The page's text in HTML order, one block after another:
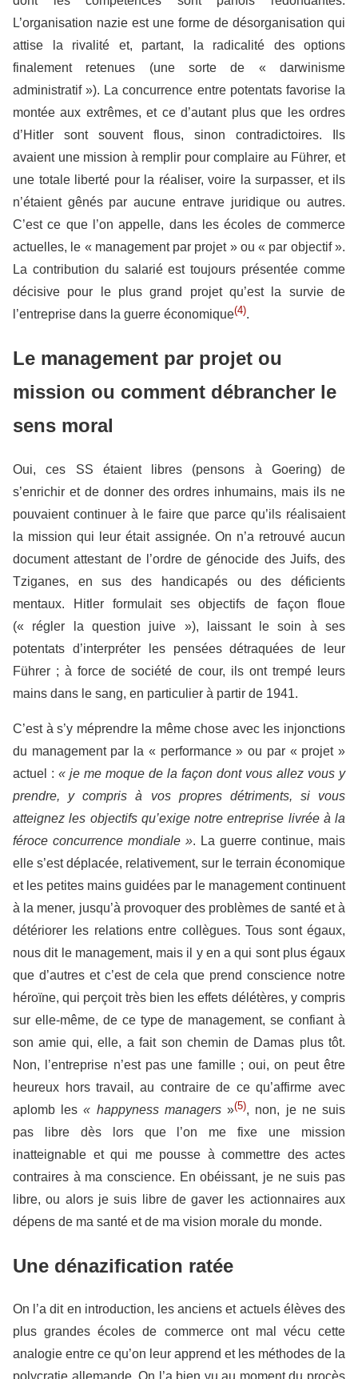
L’organisation nazie est une forme de désorganisation qui
attise la rivalité et, partant, la radicalité des options
finalement retenues (une sorte de « darwinisme
administratif »). La concurrence entre potentats favorise la
montée aux extrêmes, et ce d’autant plus que les ordres
d’Hitler sont souvent flous, sinon contradictoires. Ils
avaient une mission à remplir pour complaire au Führer, et
une totale liberté pour la réaliser, voire la surpasser, et ils
n’étaient gênés par aucune entrave juridique ou autres.
C’est ce que l’on appelle, dans les écoles de commerce
actuelles, le « management par projet » ou « par objectif ».
La contribution du salarié est toujours présentée comme
décisive pour le plus grand projet qu’est la survie de
l’entreprise dans la guerre économique(4).
Le management par projet ou
mission ou comment débrancher le
sens moral
Oui, ces SS étaient libres (pensons à Goering) de
s’enrichir et de donner des ordres inhumains, mais ils ne
pouvaient continuer à le faire que parce qu’ils réalisaient
la mission qui leur était assignée. On n’a retrouvé aucun
document attestant de l’ordre de génocide des Juifs, des
Tziganes, en sus des handicapés ou des déficients
mentaux. Hitler formulait ses objectifs de façon floue
(« régler la question juive »), laissant le soin à ses
potentats d’interpréter les pensées détraquées de leur
Führer ; à force de société de cour, ils ont trempé leurs
mains dans le sang, en particulier à partir de 1941.
C’est à s’y méprendre la même chose avec les injonctions
du management par la « performance » ou par « projet »
actuel : « je me moque de la façon dont vous allez vous y
prendre, y compris à vos propres détriments, si vous
atteignez les objectifs qu’exige notre entreprise livrée à la
féroce concurrence mondiale ». La guerre continue, mais
elle s’est déplacée, relativement, sur le terrain économique
et les petites mains guidées par le management continuent
à la mener, jusqu’à provoquer des problèmes de santé et à
détériorer les relations entre collègues. Tous sont égaux,
nous dit le management, mais il y en a qui sont plus égaux
que d’autres et c’est de cela que prend conscience notre
héroïne, qui perçoit très bien les effets délétères, y compris
sur elle-même, de ce type de management, se confiant à
son amie qui, elle, a fait son chemin de Damas plus tôt.
Non, l’entreprise n’est pas une famille ; oui, on peut être
heureux hors travail, au contraire de ce qu’affirme avec
aplomb les« happyness managers»(5), non, je ne suis
pas libre dès lors que l’on me fixe une mission
inatteignable et qui me pousse à commettre des actes
contraires à ma conscience. En obéissant, je ne suis pas
libre, ou alors je suis libre de gaver les actionnaires aux
dépens de ma santé et de ma vision morale du monde.
Une dénazification ratée
On l’a dit en introduction, les anciens et actuels élèves des
plus grandes écoles de commerce ont mal vécu cette
analogie entre ce qu’on leur apprend et les méthodes de la